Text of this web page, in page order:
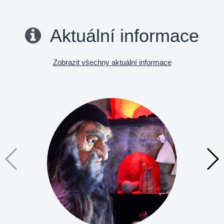
Aktuální informace
Zobrazit všechny aktuální informace